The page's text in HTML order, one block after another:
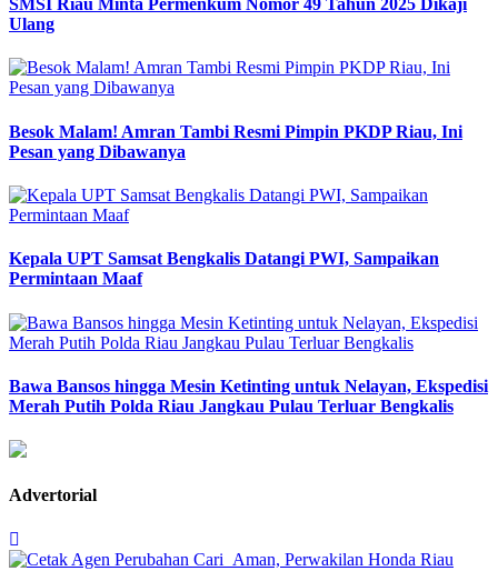
SMSI Riau Minta Permenkum Nomor 49 Tahun 2025 Dikaji
Ulang
Besok Malam! Amran Tambi Resmi Pimpin PKDP Riau, Ini
Pesan yang Dibawanya
Kepala UPT Samsat Bengkalis Datangi PWI, Sampaikan
Permintaan Maaf
Bawa Bansos hingga Mesin Ketinting untuk Nelayan, Ekspedisi
Merah Putih Polda Riau Jangkau Pulau Terluar Bengkalis
Advertorial